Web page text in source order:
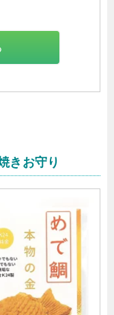
きお守り